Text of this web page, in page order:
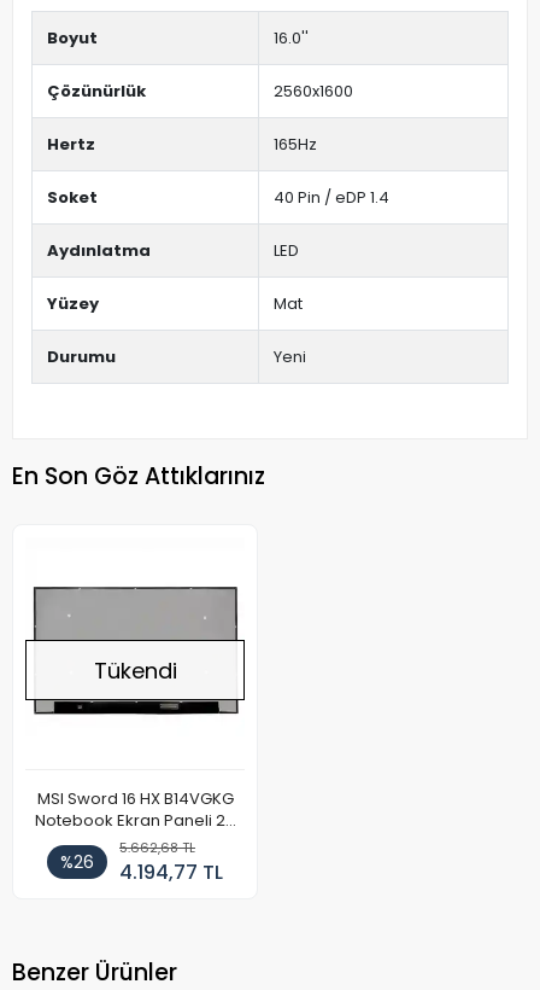
Boyut 16.0''
Çözünürlük 2560x1600
Hertz 165Hz
Soket 40 Pin / eDP 1.4
Aydınlatma LED
Yüzey Mat
Durumu Yeni
En Son Göz Attıklarınız
Tükendi
MSI Sword 16 HX B14VGKG
Notebook Ekran Paneli 2K
165Hz
%26
5.662,68 TL
4.194,77 TL
Benzer Ürünler